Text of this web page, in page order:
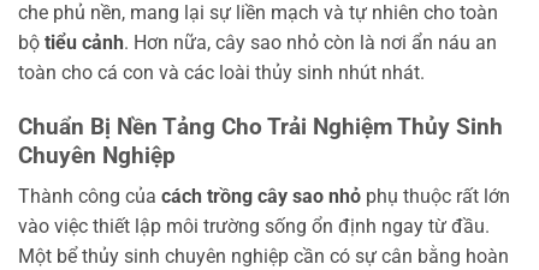
che phủ nền, mang lại sự liền mạch và tự nhiên cho toàn
bộ tiểu cảnh. Hơn nữa, cây sao nhỏ còn là nơi ẩn náu an
toàn cho cá con và các loài thủy sinh nhút nhát.
Chuẩn Bị Nền Tảng Cho Trải Nghiệm Thủy Sinh
Chuyên Nghiệp
Thành công của cách trồng cây sao nhỏ phụ thuộc rất lớn
vào việc thiết lập môi trường sống ổn định ngay từ đầu.
Một bể thủy sinh chuyên nghiệp cần có sự cân bằng hoàn